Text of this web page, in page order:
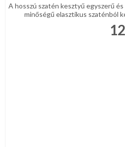
A hosszú szatén kesztyű egyszerű
minőségű elasztikus szaténból